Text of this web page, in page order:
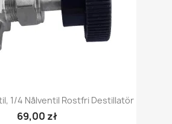
1/4 Nålventil Rostfri Destillatör
69,00 zł